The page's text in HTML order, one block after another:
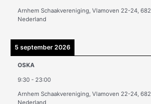
Arnhem Schaakvereniging, Vlamoven 22-24,
Nederland
5 september 2026
OSKA
9:30 - 23:00
Arnhem Schaakvereniging, Vlamoven 22-24,
Nederland